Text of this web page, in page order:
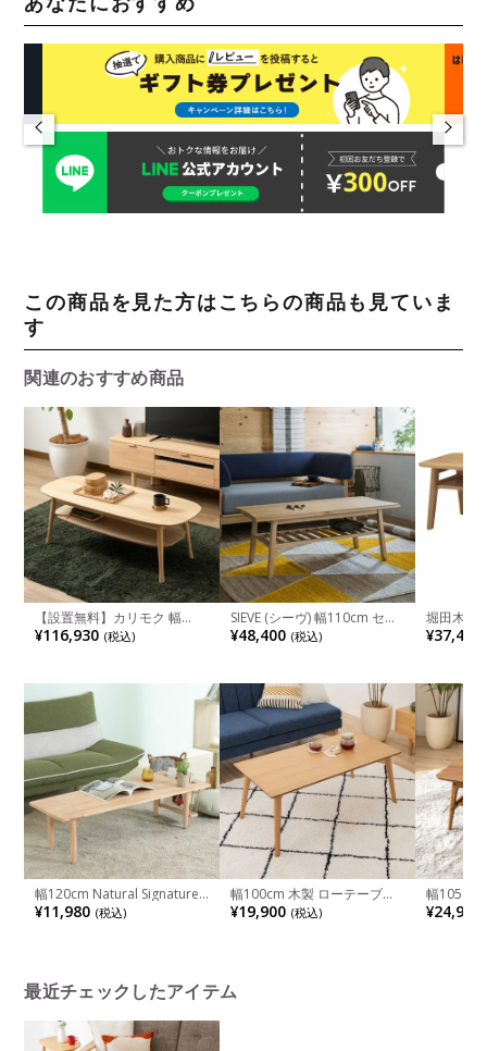
この商品を見た方はこちらの商品も見ていま
す
関連のおすすめ商品
【設置無料】カリモク 幅
120cm ローテーブル 日本製
木製 天然木 オーク材 棚付き
ラル 完成品 karimoku
TF4210
¥116,930 (税込)
SIEVE (シーヴ) 幅110cm セン
ターテーブル ボウ 木製 ロー
ーテーブル 棚付き スラント
¥48,400 (税込)
堀田木工
グテーブ
自然塗装
机 リビン
¥37,400
幅120cm Natural Signature
ブランコ センターテーブル
天然木 ローテーブル ナチュ
¥11,980 (税込)
幅100cm 木製 ローテーブル
天然木 無垢材 センターテー
ブル カフェテーブル ソファ
¥19,900 (税込)
幅105cm
テ 木製
センター
¥24,900
最近チェックしたアイテム